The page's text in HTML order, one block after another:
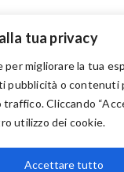
tua privacy
per migliorare la tua
pubblicità o contenuti
traffico. Cliccando
utilizzo dei cookie.
Accettare tutto
PORTALE